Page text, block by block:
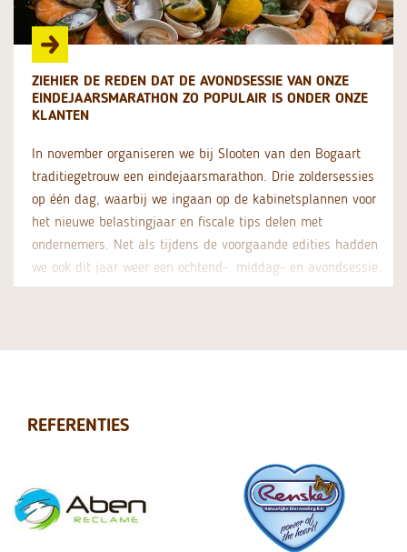
ZIEHIER DE REDEN DAT DE AVONDSESSIE VAN ONZE
EINDEJAARSMARATHON ZO POPULAIR IS ONDER ONZE
KLANTEN
In november organiseren we bij Slooten van den Bogaart
traditiegetrouw een eindejaarsmarathon. Drie zoldersessies
op één dag, waarbij we ingaan op de kabinetsplannen voor
het nieuwe belastingjaar en fiscale tips delen met
ondernemers. Net als tijdens de voorgaande edities hadden
we ook dit jaar weer een ochtend-, middag- en avondsessie.
Maar op de een of […]
REFERENTIES